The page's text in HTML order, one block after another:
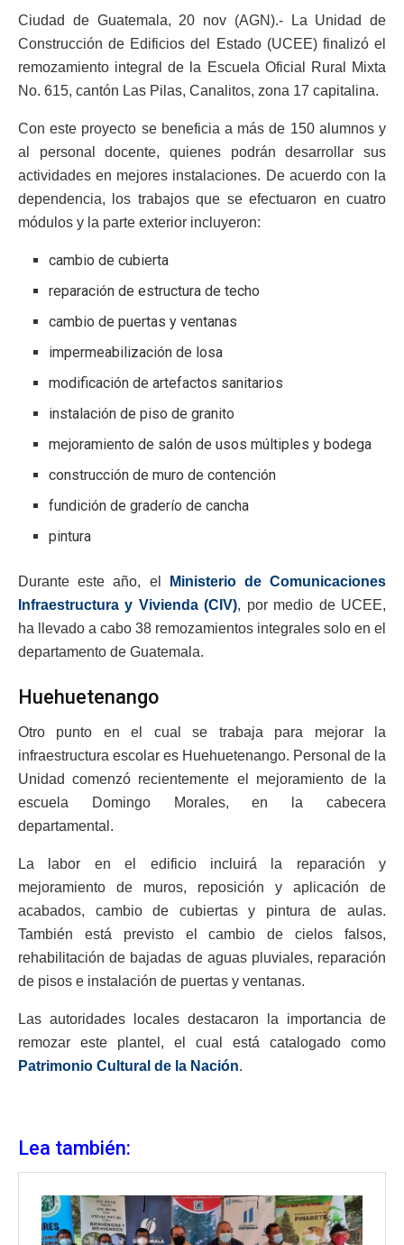
Ciudad de Guatemala, 20 nov (AGN).- La Unidad de
Construcción de Edificios del Estado (UCEE) finalizó el
remozamiento integral de la Escuela Oficial Rural Mixta
No. 615, cantón Las Pilas, Canalitos, zona 17 capitalina.
Con este proyecto se beneficia a más de 150 alumnos y
al personal docente, quienes podrán desarrollar sus
actividades en mejores instalaciones. De acuerdo con la
dependencia, los trabajos que se efectuaron en cuatro
módulos y la parte exterior incluyeron:
cambio de cubierta
reparación de estructura de techo
cambio de puertas y ventanas
impermeabilización de losa
modificación de artefactos sanitarios
instalación de piso de granito
mejoramiento de salón de usos múltiples y bodega
construcción de muro de contención
fundición de graderío de cancha
pintura
Durante este año, el
Ministerio de Comunicaciones
Infraestructura y Vivienda (CIV), por medio de UCEE,
ha llevado a cabo 38 remozamientos integrales solo en el
departamento de Guatemala.
Huehuetenango
Otro punto en el cual se trabaja para mejorar la
infraestructura escolar es Huehuetenango. Personal de la
Unidad comenzó recientemente el mejoramiento de la
escuela Domingo Morales, en la cabecera
departamental.
La labor en el edificio incluirá la reparación y
mejoramiento de muros, reposición y aplicación de
acabados, cambio de cubiertas y pintura de aulas.
También está previsto el cambio de cielos falsos,
rehabilitación de bajadas de aguas pluviales, reparación
de pisos e instalación de puertas y ventanas.
Las autoridades locales destacaron la importancia de
remozar este plantel, el cual está catalogado como
Patrimonio Cultural de la Nación.
Lea también: